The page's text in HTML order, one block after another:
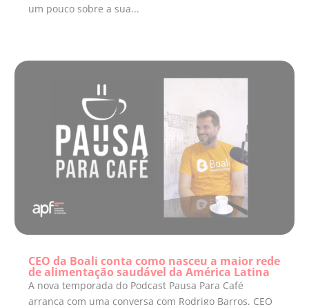
um pouco sobre a sua...
CEO da Boali conta como nasceu a maior rede
de alimentação saudável da América Latina
A nova temporada do Podcast Pausa Para Café
arranca com uma conversa com Rodrigo Barros, CEO